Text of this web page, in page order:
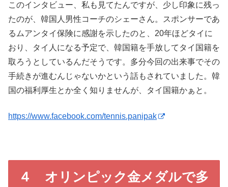
このインタビュー、私も見てたんですが、少し印象に残っ
たのが、韓国人男性コーチのシェーさん。スポンサーであ
るムアンタイ保険に感謝を示したのと、20年ほどタイに
おり、タイ人になる予定で、韓国籍を手放してタイ国籍を
取ろうとしているんだそうです。多分今回の出来事でその
手続きが進むんじゃないかという話もされていました。韓
国の福利厚生とか全く知りませんが、タイ国籍かぁと。
https://www.facebook.com/tennis.panipak
４ オリンピック金メダルで多